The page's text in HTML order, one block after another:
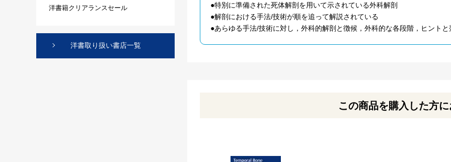
●特別に準備された死体解剖を用いて示されている外科解剖
●解剖における手法/技術が順を追って解説されている
●あらゆる手法/技術に対し，外科的解剖と徴候，外科的な各段階，ヒン
この商品を購入した方
洋書籍クリアランスセール
洋書取り扱い書店一覧